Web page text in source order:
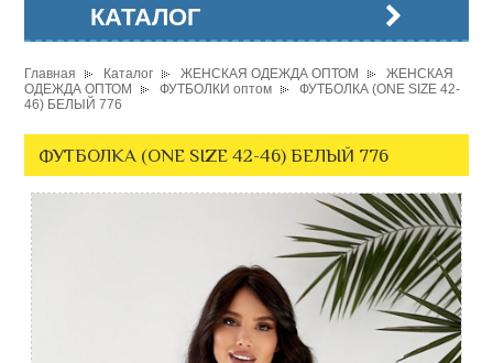
КАТАЛОГ
Главная Каталог ЖЕНСКАЯ ОДЕЖДА ОПТОМ
ЖЕНСКАЯ
ОДЕЖДА ОПТОМ
ФУТБОЛКИ оптом
ФУТБОЛКА (ONE SIZE 42-
46) БЕЛЫЙ 776
ФУТБОЛКА (ONE SIZE 42-46) БЕЛЫЙ 776